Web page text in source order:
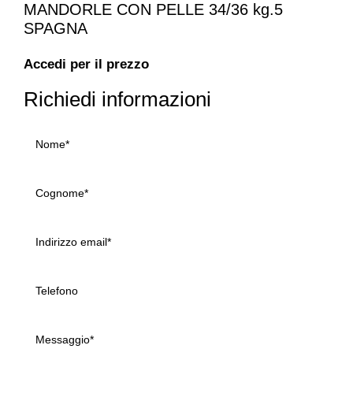
MANDORLE CON PELLE 34/36 kg.5
SPAGNA
Accedi per il prezzo
Richiedi informazioni